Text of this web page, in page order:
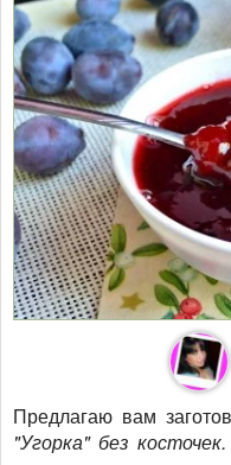
Предлагаю вам
"Угорка" без косточек.